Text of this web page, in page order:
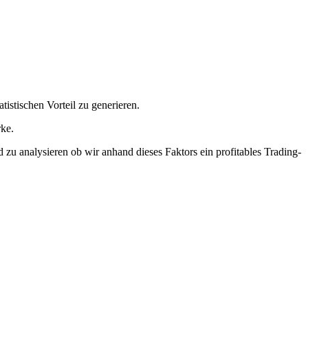
Vorteil zu generieren.
analysieren ob wir anhand dieses Faktors ein profitables Trading-